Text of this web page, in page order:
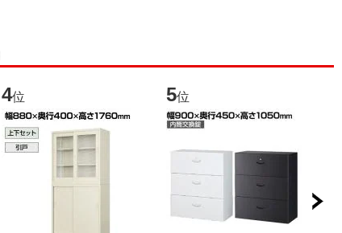
4位 5位